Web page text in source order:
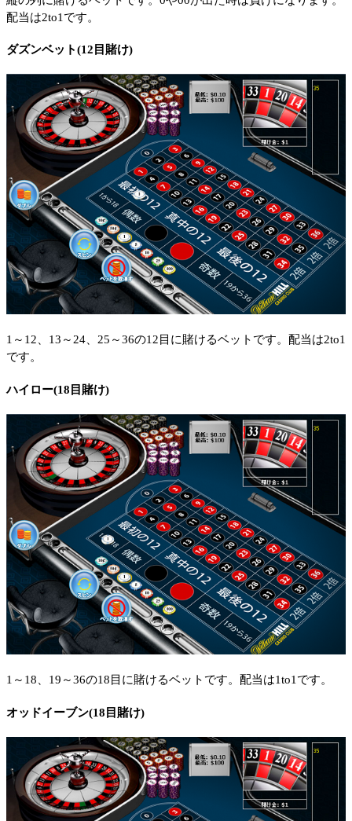
配当は2to1です。
ダズンベット(12目賭け)
1～12、13～24、25～36の12目に賭けるベットです。配当は2to1
です。
ハイロー(18目賭け)
1～18、19～36の18目に賭けるベットです。配当は1to1です。
オッドイーブン(18目賭け)